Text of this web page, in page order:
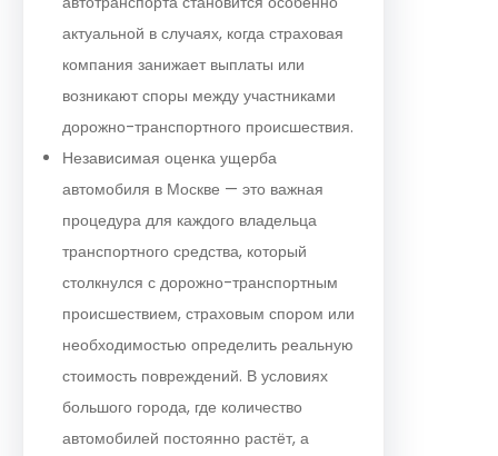
актуальной в случаях, когда страховая
компания занижает выплаты или
возникают споры между участниками
дорожно-транспортного происшествия.
Независимая оценка ущерба
автомобиля в Москве — это важная
процедура для каждого владельца
транспортного средства, который
столкнулся с дорожно-транспортным
происшествием, страховым спором или
необходимостью определить реальную
стоимость повреждений. В условиях
большого города, где количество
автомобилей постоянно растёт, а